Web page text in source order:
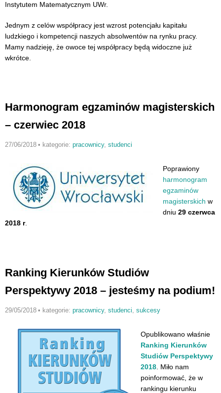
Instytutem Matematycznym UWr.
Jednym z celów współpracy jest wzrost potencjału kapitału
ludzkiego i kompetencji naszych absolwentów na rynku pracy.
Mamy nadzieję, że owoce tej współpracy będą widoczne już
wkrótce.
Harmonogram egzaminów magisterskich
– czerwiec 2018
27/06/2018 • kategorie: pracownicy, studenci
Poprawiony
harmonogram
egzaminów
magisterskich w
dniu 29 czerwca
2018 r.
Ranking Kierunków Studiów
Perspektywy 2018 – jesteśmy na podium!
29/05/2018 • kategorie: pracownicy, studenci sukcesy
Opublikowano właśnie
Ranking Kierunków
Studiów Perspektywy
2018 . Miło nam
poinformować, że w
rankingu kierunku